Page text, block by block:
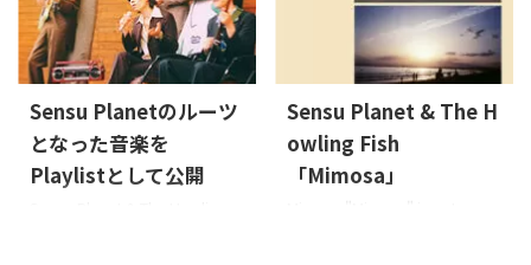
PlanetArrange: Sensu Planet
& The Howling Fish JAN:
4573529370825 About the
で話し、踊る。ディスコで踊り
Stepを踏んでいる様子と、煌
めく人生の階段(Step)をのぼる
事を表現したタ ...
ぜひ、チェックし
てみてください。 刑事ドラ
マ、探偵モノとソウルミュージ
何か掻き立てられるようなも
のを僕は普段刑事物ソウルと
呼んでいます。もしも自分が松
Sensu Planetのルーツ
となった音楽を
Playlistとして公開
Sensu Planet & The H
owling Fish
「Mimosa」